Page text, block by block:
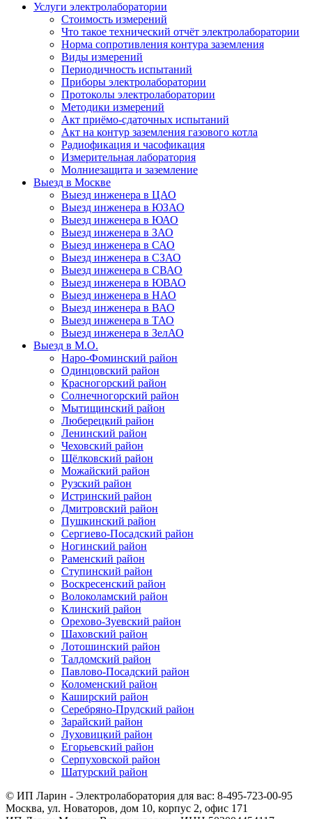
Услуги электролаборатории
Стоимость измерений
Что такое технический отчёт электролаборатории
Норма сопротивления контура заземления
Виды измерений
Периодичность испытаний
Приборы электролаборатории
Протоколы электролаборатории
Методики измерений
Акт приёмо-сдаточных испытаний
Акт на контур заземления газового котла
Радиофикация и часофикация
Измерительная лаборатория
Молниезащита и заземление
Выезд в Москве
Выезд инженера в ЦАО
Выезд инженера в ЮЗАО
Выезд инженера в ЮАО
Выезд инженера в ЗАО
Выезд инженера в САО
Выезд инженера в СЗАО
Выезд инженера в СВАО
Выезд инженера в ЮВАО
Выезд инженера в НАО
Выезд инженера в ВАО
Выезд инженера в ТАО
Выезд инженера в ЗелАО
Выезд в М.О.
Наро-Фоминский район
Одинцовский район
Красногорский район
Солнечногорский район
Мытищинский район
Люберецкий район
Ленинский район
Чеховский район
Щёлковский район
Можайский район
Рузский район
Истринский район
Дмитровский район
Пушкинский район
Сергиево-Посадский район
Ногинский район
Раменский район
Ступинский район
Воскресенский район
Волоколамский район
Клинский район
Орехово-Зуевский район
Шаховский район
Лотошинский район
Талдомский район
Павлово-Посадский район
Коломенский район
Каширский район
Серебряно-Прудский район
Зарайский район
Луховицкий район
Егорьевский район
Серпуховской район
Шатурский район
© ИП Ларин - Электролаборатория для вас: 8-495-723-00-95
Москва, ул. Новаторов, дом 10, корпус 2, офис 171